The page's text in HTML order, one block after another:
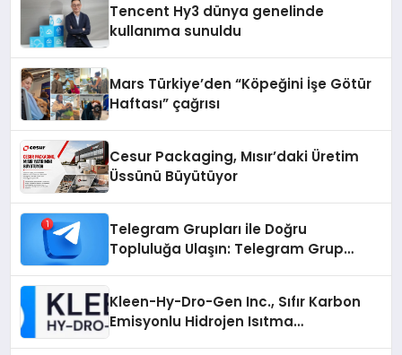
Tencent Hy3 dünya genelinde
kullanıma sunuldu
Mars Türkiye’den “Köpeğini İşe Götür
Haftası” çağrısı
Cesur Packaging, Mısır’daki Üretim
Üssünü Büyütüyor
Telegram Grupları ile Doğru
Topluluğa Ulaşın: Telegram Grup
Kleen-Hy-Dro-Gen Inc., Sıfır Karbon
Emisyonlu Hidrojen Isıtma